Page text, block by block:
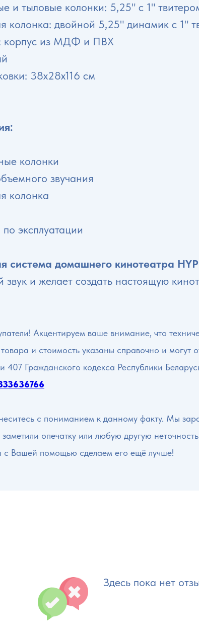
и тыловые колонки: 5,25" с 1"
колонка: двойной 5,25" динамик с 1"
корпус из МДФ и ПВХ
38x28x116 см
колонки
звучания
колонка
эксплуатации
система домашнего кинотеатра
звук и желает создать настоящую
Акцентируем ваше внимание, что
и стоимость указаны справочно и могут
407 Гражданского кодекса Республики
с пониманием к данному факту. Мы
заметили опечатку или любую другую
с Вашей помощью сделаем его ещё лучше!
Здесь пока нет